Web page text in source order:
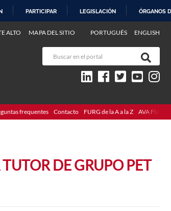
PARTICIPAR LEGISLACIÓN ÓRGANOS
PORTUGUÊS ENGLISH
ALTO MAPA DEL SITIO
frequentes Contacto FURG de la A a la Z AVA FURG
DE GRUPO PET